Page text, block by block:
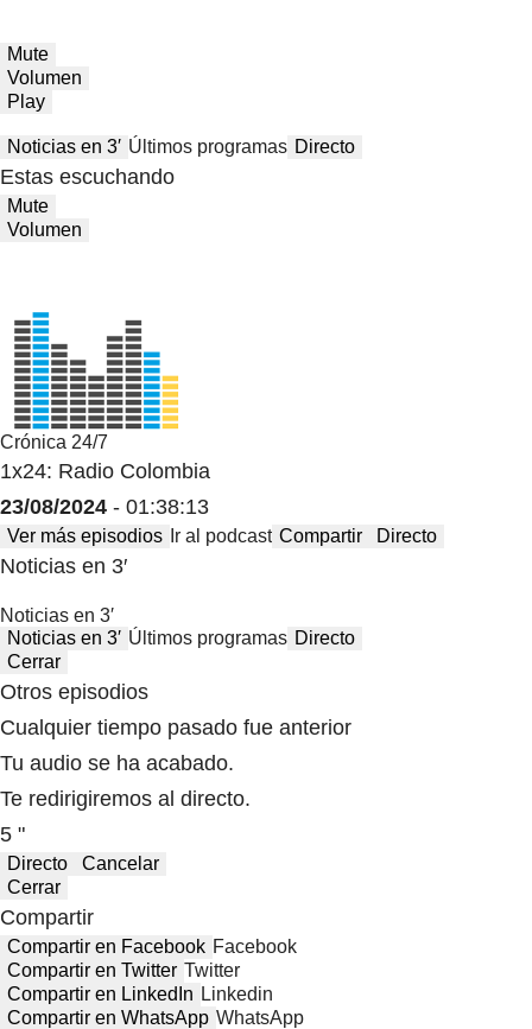
Mute
Volumen
Play
Noticias en 3′ Últimos programas Directo
Estas escuchando
Mute
Volumen
Crónica 24/7
1x24: Radio Colombia
23/08/2024 - 01:38:13
Ver más episodios Ir al podcast Compartir Directo
Noticias en 3′
Noticias en 3′
Noticias en 3′ Últimos programas Directo
Cerrar
Otros episodios
Cualquier tiempo pasado fue anterior
Tu audio se ha acabado.
Te redirigiremos al directo.
5 "
Directo
Cancelar
Cerrar
Compartir
Compartir en Facebook Facebook
Compartir en Twitter Twitter
Compartir en LinkedIn Linkedin
Compartir en WhatsApp WhatsApp